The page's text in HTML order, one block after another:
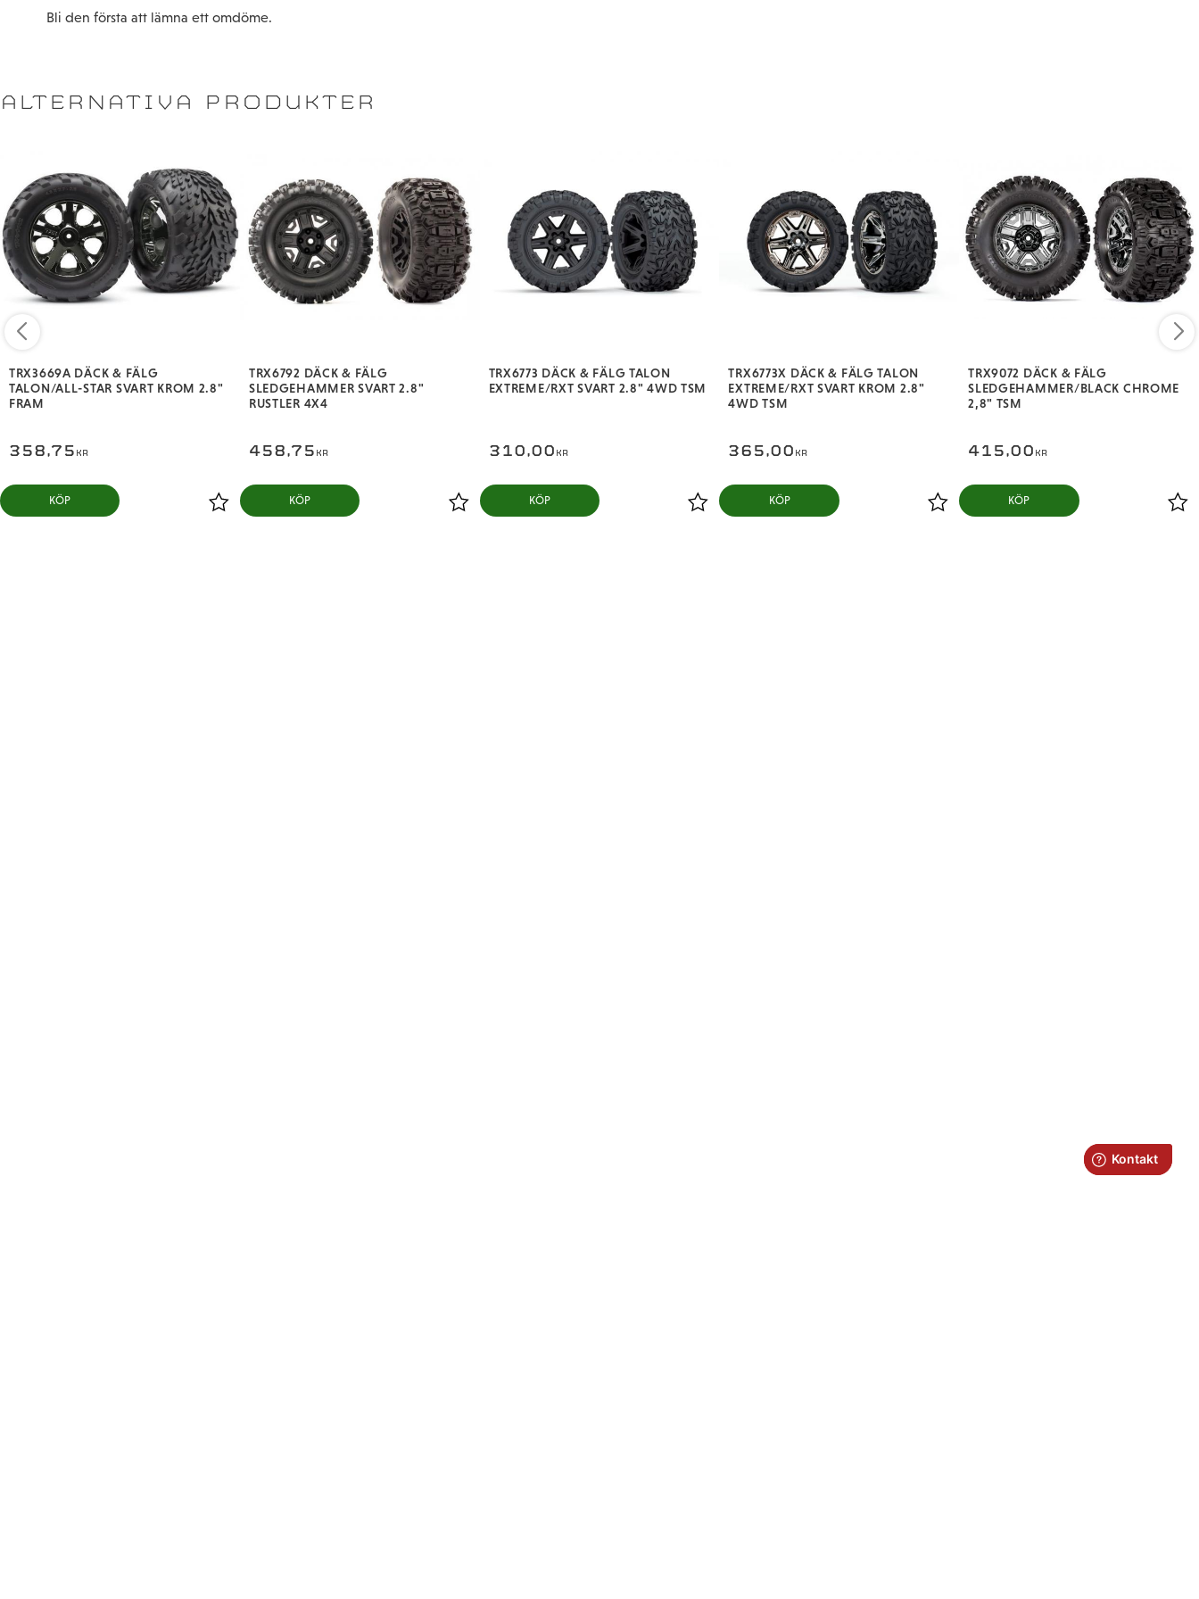
Bli den första att lämna ett omdöme.
ALTERNATIVA PRODUKTER
TRX3669A DÄCK & FÄLG
TALON/ALL-STAR SVART KROM 2.8"
FRAM
358,75 KR
KÖP
TRX6792 DÄCK & FÄLG
SLEDGEHAMMER SVART 2.8"
RUSTLER 4X4
458,75 KR
KÖP
TRX6773 DÄCK & FÄLG TALON
EXTREME/RXT SVART 2.8" 4WD TSM
310,00 KR
KÖP
TRX6773X DÄCK & FÄLG TALON
EXTREME/RXT SVART KROM 2.8"
4WD TSM
365,00 KR
KÖP
TRX9072 DÄCK & FÄLG
SLEDGEHAMMER/BLACK CHROME
2,8" TSM
415,00 KR
KÖP